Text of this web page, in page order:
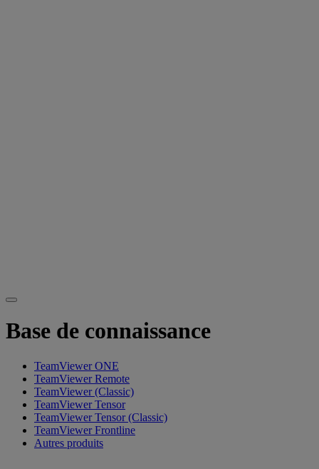
Base de connaissance
TeamViewer ONE
TeamViewer Remote
TeamViewer (Classic)
TeamViewer Tensor
TeamViewer Tensor (Classic)
TeamViewer Frontline
Autres produits